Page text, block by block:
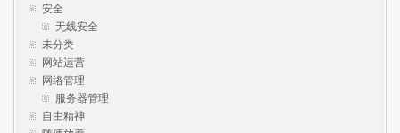
安全
无线安全
未分类
网站运营
网络管理
服务器管理
自由精神